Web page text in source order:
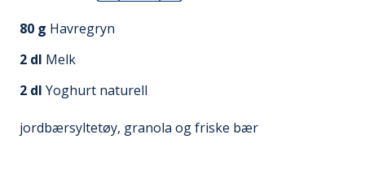
80 g Havregryn
2 dl Melk
2 dl Yoghurt naturell
jordbærsyltetøy, granola og friske bær